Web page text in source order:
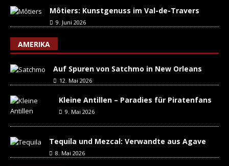
Môtiers: Kunstgenuss im Val-de-Travers
9. Juni 2026
AMERIKA
Auf Spuren von Satchmo in New Orleans
12. Mai 2026
Kleine Antillen – Paradies für Piratenfans
9. Mai 2026
Tequila und Mezcal: Verwandte aus Agave
8. Mai 2026